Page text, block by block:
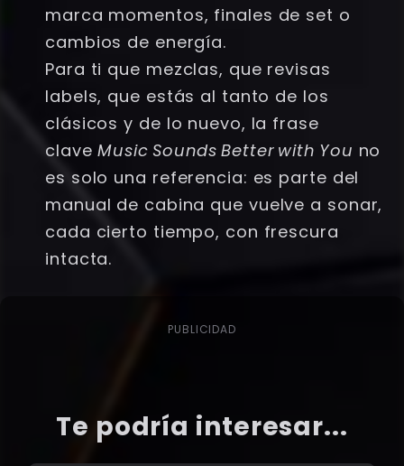
marca momentos, finales de set o
cambios de energía.
Para ti que mezclas, que revisas
labels, que estás al tanto de los
clásicos y de lo nuevo, la frase
claveMusic Sounds Better with You no
es solo una referencia: es parte del
manual de cabina que vuelve a sonar,
cada cierto tiempo, con frescura
intacta.
PUBLICIDAD
Te podría interesar...